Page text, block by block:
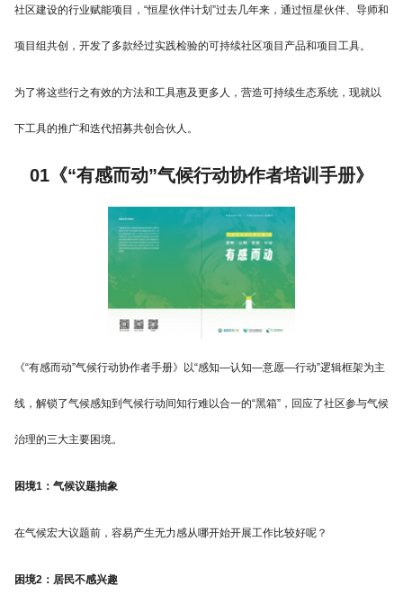
社区建设的行业赋能项目，“恒星伙伴计划”过去几年来，通过恒星伙伴、导师和
项目组共创，开发了多款经过实践检验的可持续社区项目产品和项目工具。
为了将这些行之有效的方法和工具惠及更多人，营造可持续生态系统，现就以
下工具的推广和迭代招募共创合伙人。
01《“有感而动”气候行动协作者培训手册》
《“有感而动”气候行动协作者手册》以“感知—认知—意愿—行动”逻辑框架为主
线，解锁了气候感知到气候行动间知行难以合一的“黑箱”，回应了社区参与气候
治理的三大主要困境。
困境1：气候议题抽象
在气候宏大议题前，容易产生无力感从哪开始开展工作比较好呢？
困境2：居民不感兴趣